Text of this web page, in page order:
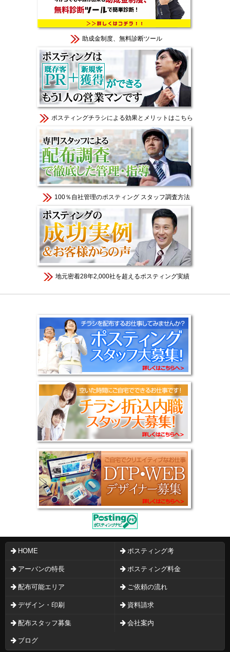
助成金制度、無料診断ツール
ポスティングチラシによる効果とメリットはこちら
100％自社管理のポスティング スタッフ調査方法
地元密着28年2,000社を超えるポスティング実績
HOME ポスティング考
アーバンの特長 ポスティング料金
配布可能エリア ご依頼の流れ
デザイン・印刷 資料請求
配布スタッフ募集 会社案内
ブログ